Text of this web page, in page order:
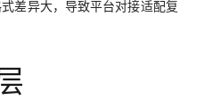
差异大，导致平台对接适配复